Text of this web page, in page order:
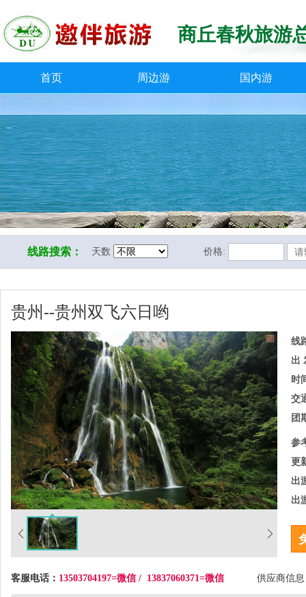
商丘春秋旅游
首页 周边游 国内游
线路搜索： 天数 价格:
贵州--贵州双飞六日哟
线
出
时
交
团
参
更
出
出
客服电话： 13503704197=微信 / 13837060371=微信 供应商信